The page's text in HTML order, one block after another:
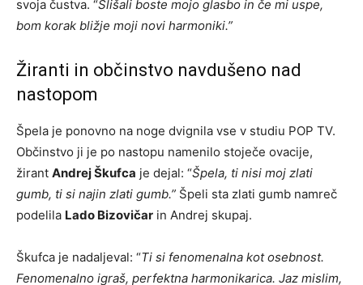
svoja čustva. “Slišali boste mojo glasbo in če mi uspe,
bom korak bližje moji novi harmoniki.”
Žiranti in občinstvo navdušeno nad
nastopom
Špela je ponovno na noge dvignila vse v studiu POP TV.
Občinstvo ji je po nastopu namenilo stoječe ovacije,
žirant Andrej Škufca je dejal: “Špela, ti nisi moj zlati
gumb, ti si najin zlati gumb.” Špeli sta zlati gumb namreč
podelila Lado Bizovičar in Andrej skupaj.
Škufca je nadaljeval: “Ti si fenomenalna kot osebnost.
Fenomenalno igraš, perfektna harmonikarica. Jaz mislim,